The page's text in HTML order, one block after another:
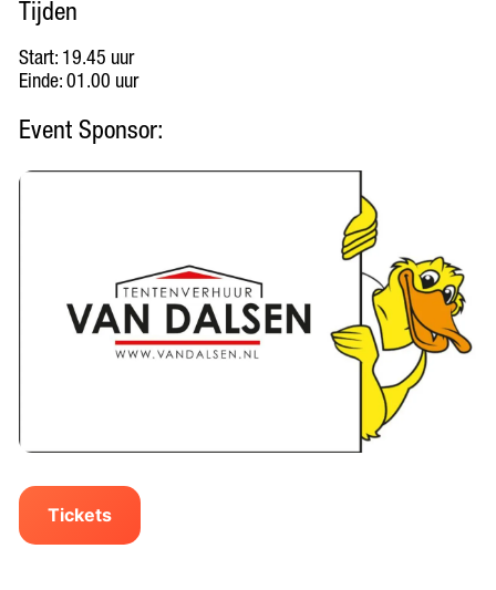
Tijden
Start: 19.45 uur
Einde: 01.00 uur
Event Sponsor:
Tickets